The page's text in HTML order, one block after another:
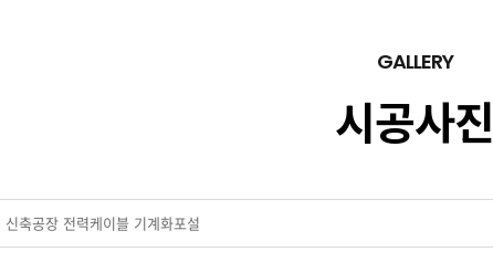
GALLERY
시공사진
신축공장 전력케이블 기계화포설